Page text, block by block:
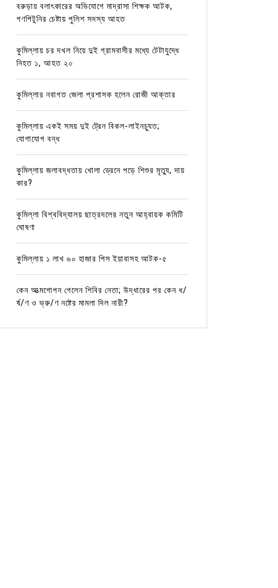
বরুড়ায় বলাৎকারের অভিযোগে মাদ্রাসা শিক্ষক আটক,
গণপিটুনির চেষ্টায় পুলিশ সদস্য আহত
কুমিল্লায় চর দখল নিয়ে দুই গ্রামবাসীর মধ্যে টেটাযুদ্ধে
নিহত ১, আহত ২০
কুমিল্লার নবাগত জেলা প্রশাসক হলেন রোজী আক্তার
কুমিল্লায় একই সময় দুই ট্রেন বিকল-লাইনচ্যুত;
যোগাযোগ বন্ধ
কুমিল্লায় জলাবদ্ধতায় খোলা ড্রেনে পড়ে শিশুর মৃত্যু, দায়
কার?
কুমিল্লা বিশ্ববিদ্যালয় ছাত্রদলের নতুন আহ্বায়ক কমিটি
ঘোষণা
কুমিল্লায় ১ লাখ ৬০ হাজার পিস ইয়াবাসহ আটক-৫
কেন আত্মগোপন গেলেন শিবির নেতা; উদ্ধারের পর কেন ধ/
র্ষ/ণ ও ভ্রু/ণ নষ্টের মামলা দিল নারী?